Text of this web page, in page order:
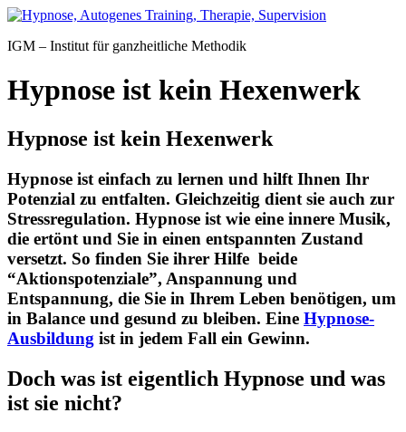
Zum
springen
IGM – Institut für ganzheitliche Methodik
Hypnose ist kein Hexenwerk
Hypnose ist kein Hexenwerk
Hypnose ist einfach zu lernen und hilft Ihnen Ihr
Potenzial zu entfalten. Gleichzeitig dient sie auch zur
Stressregulation. Hypnose ist wie eine innere Musik,
die ertönt und Sie in einen entspannten Zustand
versetzt. So finden Sie ihrer Hilfe beide
“Aktionspotenziale”, Anspannung und
Entspannung, die Sie in Ihrem Leben benötigen, um
in Balance und gesund zu bleiben. Eine Hypnose-
Ausbildung ist in jedem Fall ein Gewinn.
Doch was ist eigentlich Hypnose und was
ist sie nicht?